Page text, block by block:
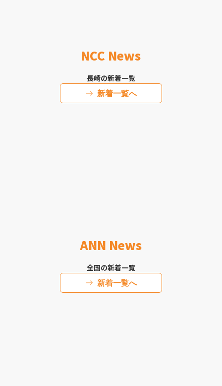
NCC News
長崎の新着一覧
新着一覧へ
ANN News
全国の新着一覧
新着一覧へ